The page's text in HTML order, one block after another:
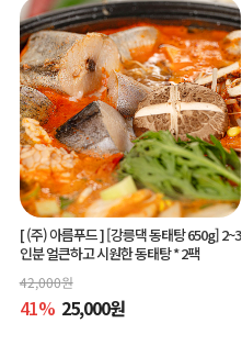
[ (주) 아름푸드 ][강릉댁 동태탕 650g] 2~3
인분 얼큰하고 시원한 동태탕 * 2팩
42,000원
41% 25,000원